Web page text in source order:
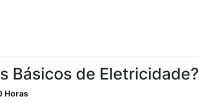
Básicos de Eletricidade?
Horas